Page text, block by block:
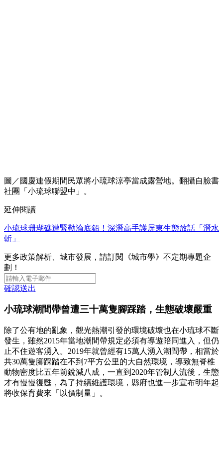
圖／國慶連假期間民眾將小琉球涼亭當成露營地。翻攝自臉書
社團「小琉球聯盟中」。
延伸閱讀
小琉球珊瑚礁遭緊勒淪底鉛！深潛高手護屏東生態放話「潛水
斬」
更多政策解析、城市發展，請訂閱《城市學》不定期專題企
劃！
確認送出
小琉球潮間帶曾遭三十萬隻腳踩踏，生態破壞嚴重
除了公有地的亂象，觀光熱潮引發的環境破壞也在小琉球不斷
發生，雖然2015年當地潮間帶規定必須有導遊陪同進入，但仍
止不住遊客湧入。2019年就曾經有15萬人湧入潮間帶，相當於
共30萬隻腳踩踏在不到7平方公里的大自然環境，導致無脊椎
動物密度比五年前銳減八成，一直到2020年管制人流後，生態
才有慢慢復甦，為了持續維護環境，縣府也進一步宣布明年起
將收保育費來「以價制量」。